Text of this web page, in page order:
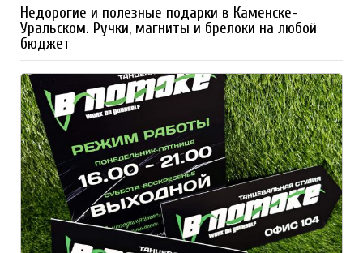
Недорогие и полезные подарки в Каменске-
Уральском. Ручки, магниты и брелоки на любой
бюджет